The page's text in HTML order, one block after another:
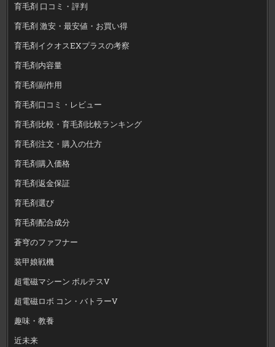
育毛剤 口コミ・評判
育毛剤 激安・最安値・お買い得
育毛剤イクオスEXプラスの考察
育毛剤内容量
育毛剤副作用
育毛剤口コミ・レビュー
育毛剤比較・育毛剤比較ランキング
育毛剤注文・購入の仕方
育毛剤購入価格
育毛剤返金保証
育毛剤選び
育毛剤配合成分
蒼穹のファフナー
装甲娘戦機
超電磁マシーン ボルテスV
超電磁ロボ コン・バトラーV
趣味・教養
近未来